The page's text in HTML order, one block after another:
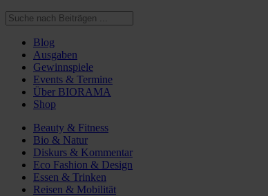
Blog
Ausgaben
Gewinnspiele
Events & Termine
Über BIORAMA
Shop
Beauty & Fitness
Bio & Natur
Diskurs & Kommentar
Eco Fashion & Design
Essen & Trinken
Reisen & Mobilität